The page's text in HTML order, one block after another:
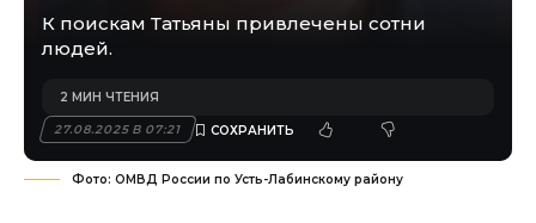
К поискам Татьяны привлечены сотни
людей.
27.08.2025 В 07:21
2 МИН ЧТЕНИЯ
Фото: ОМВД России по Усть-Лабинскому району